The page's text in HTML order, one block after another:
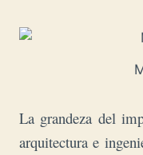
La grandeza del
arquitectura e